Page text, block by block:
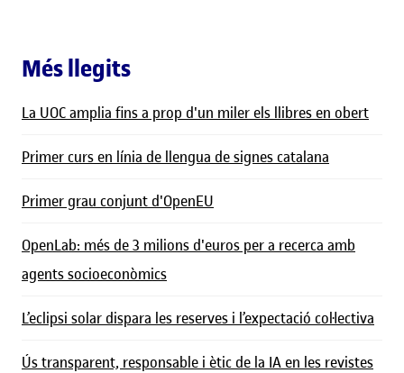
Més llegits
La UOC amplia fins a prop d'un miler els llibres en obert
Primer curs en línia de llengua de signes catalana
Primer grau conjunt d'OpenEU
OpenLab: més de 3 milions d'euros per a recerca amb
agents socioeconòmics
L’eclipsi solar dispara les reserves i l’expectació col·lectiva
Ús transparent, responsable i ètic de la IA en les revistes